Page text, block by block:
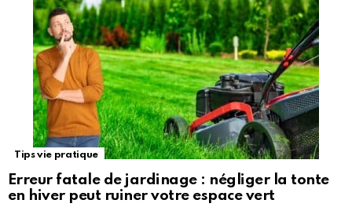
Tips vie pratique
Erreur fatale de jardinage : négliger la tonte
en hiver peut ruiner votre espace vert